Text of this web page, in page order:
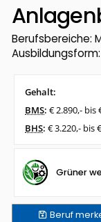
Berufsbereiche:
Ausbildungsform:
Gehalt:
BMS: € 2.890,- bis
BHS: € 3.220,- bis
Grüner
Beruf